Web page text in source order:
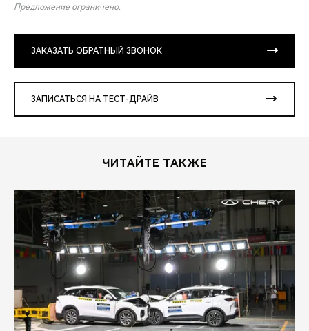
Предложение ограничено.
ЗАКАЗАТЬ ОБРАТНЫЙ ЗВОНОК
ЗАПИСАТЬСЯ НА ТЕСТ-ДРАЙВ
ЧИТАЙТЕ ТАКЖЕ